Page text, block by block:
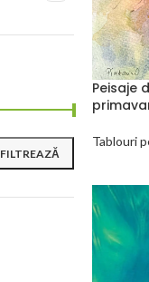
FILTREAZĂ
Peisaje
Tablouri